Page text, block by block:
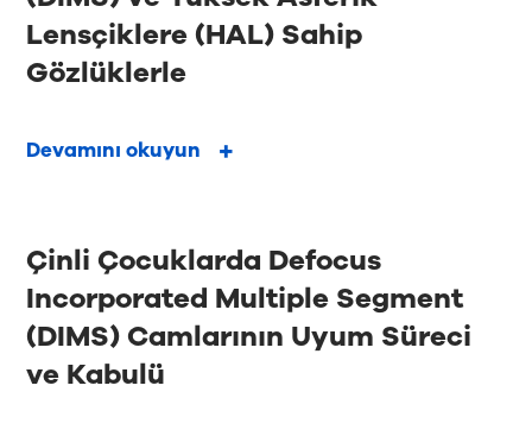
Lensçiklere (HAL) Sahip
Gözlüklerle
Devamını okuyun
Çinli Çocuklarda Defocus
Incorporated Multiple Segment
(DIMS) Camlarının Uyum Süreci
ve Kabulü